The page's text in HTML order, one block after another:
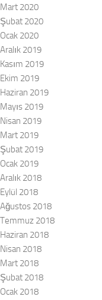
Mart 2020
Şubat 2020
Ocak 2020
Aralık 2019
Kasım 2019
Ekim 2019
Haziran 2019
Mayıs 2019
Nisan 2019
Mart 2019
Şubat 2019
Ocak 2019
Aralık 2018
Eylül 2018
Ağustos 2018
Temmuz 2018
Haziran 2018
Nisan 2018
Mart 2018
Şubat 2018
Ocak 2018